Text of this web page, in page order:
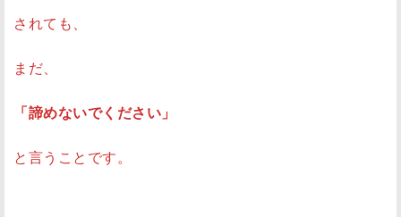
されても、
まだ、
「諦めないでください」
と言うことです。